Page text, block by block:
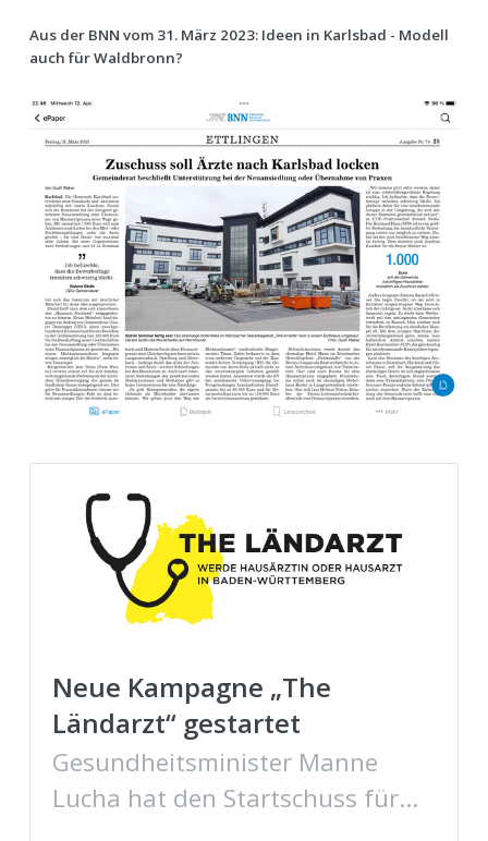
Aus der BNN vom 31. März 2023: Ideen in Karlsbad - Modell
auch für Waldbronn?
Neue Kampagne „The
Ländarzt“ gestartet
Gesundheitsminister Manne
Lucha hat den Startschuss für